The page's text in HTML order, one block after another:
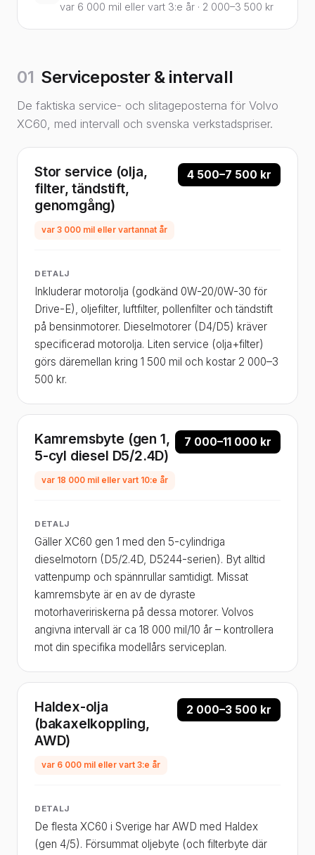
var 6 000 mil eller vart 3:e år · 2 000–3 500 kr
01 Serviceposter & intervall
De faktiska service- och slitageposterna för Volvo
XC60, med intervall och svenska verkstadspriser.
Stor service (olja,
filter, tändstift,
genomgång)
var 3 000 mil eller vartannat år
4 500–7 500 kr
DETALJ
Inkluderar motorolja (godkänd 0W-20/0W-30 för
Drive-E), oljefilter, luftfilter, pollenfilter och tändstift
på bensinmotorer. Dieselmotorer (D4/D5) kräver
specificerad motorolja. Liten service (olja+filter)
görs däremellan kring 1 500 mil och kostar 2 000–3
500 kr.
Kamremsbyte (gen 1,
5-cyl diesel D5/2.4D)
var 18 000 mil eller vart 10:e år
7 000–11 000 kr
DETALJ
Gäller XC60 gen 1 med den 5-cylindriga
dieselmotorn (D5/2.4D, D5244-serien). Byt alltid
vattenpump och spännrullar samtidigt. Missat
kamremsbyte är en av de dyraste
motorhaveririskerna på dessa motorer. Volvos
angivna intervall är ca 18 000 mil/10 år – kontrollera
mot din specifika modellårs serviceplan.
Haldex-olja
(bakaxelkoppling,
AWD)
var 6 000 mil eller vart 3:e år
2 000–3 500 kr
DETALJ
De flesta XC60 i Sverige har AWD med Haldex
(gen 4/5). Försummat oljebyte (och filterbyte där